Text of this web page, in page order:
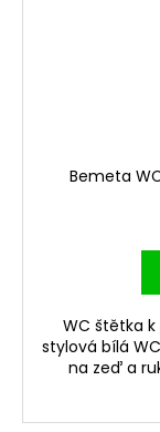
Bemeta
WC štětka k
stylová bílá
na zeď a